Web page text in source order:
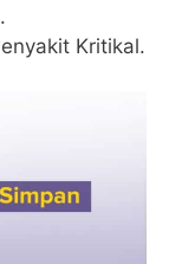
Kritikal.